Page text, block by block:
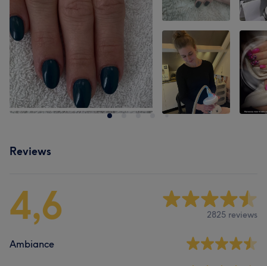
Reviews
4,6 2825 reviews
Ambiance